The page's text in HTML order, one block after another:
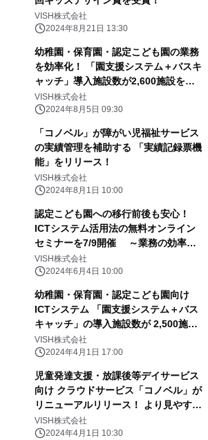
VISH株式会社
2024年8月21日 13:30
幼稚園・保育園・認定こども園の業務
を効率化！ 「園支援システム＋バスキ
ャッチ」導入施設数が2,600施設を突
破
VISH株式会社
2024年8月5日 09:30
「コノベル」が障がい児福祉サービス
の実績管理を補助する 「実績記録票機
能」をリリース！
VISH株式会社
2024年8月1日 10:00
認定こども園への移行前後も安心！
ICTシステム活用法の無料オンライン
セミナーを7/9開催 ～業務の効率
化・負担軽減を目指して～
VISH株式会社
2024年6月4日 10:00
幼稚園・保育園・認定こども園向け
ICTシステム 「園支援システム＋バス
キャッチ」の導入施設数が 2,500施設
を突破！
VISH株式会社
2024年4月1日 17:00
児童発達支援・放課後等デイサービス
向け クラウドサービス「コノベル」が
リニューアルリリース！ より見やす
く、快適に使いやすく！
VISH株式会社
2024年4月1日 10:30